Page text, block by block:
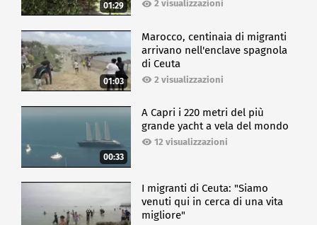
01:29 2 visualizzazioni
01:03
Marocco, centinaia di migranti
arrivano nell'enclave spagnola
di Ceuta
2 visualizzazioni
00:33
A Capri i 220 metri del più
grande yacht a vela del mondo
12 visualizzazioni
I migranti di Ceuta: "Siamo
venuti qui in cerca di una vita
migliore"